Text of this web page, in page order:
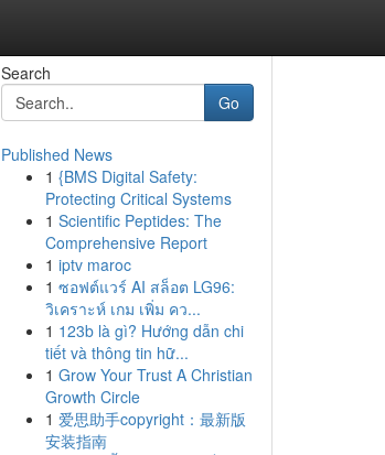
Search
Go
Published News
1 {BMS Digital Safety:
Protecting Critical Systems
1 Scientific Peptides: The
Comprehensive Report
1 iptv maroc
1 ซอฟต์แวร์ AI สล็อต LG96:
วิเคราะห์ เกม เพิ่ม คว...
1 123b là gì? Hướng dẫn chi
tiết và thông tin hữ...
1 Grow Your Trust A Christian
Growth Circle
1 爱思助手copyright：最新版
安装指南